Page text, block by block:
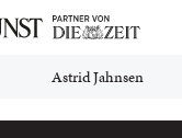
Astrid Jahnsen